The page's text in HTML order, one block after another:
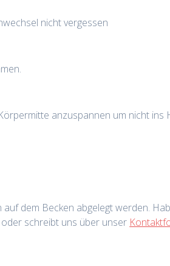
nicht vergessen
anzuspannen um nicht ins
dem Becken abgelegt werden.
schreibt uns über unser